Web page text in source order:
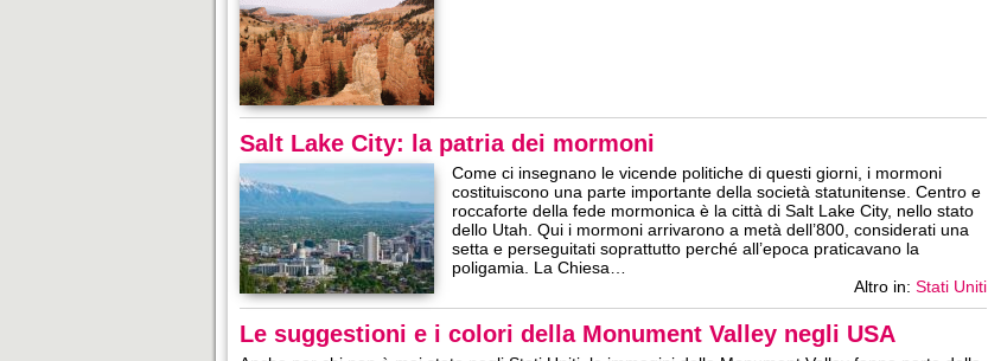
Salt Lake City: la patria dei mormoni
Come ci insegnano le vicende politiche di questi giorni, i mormoni
costituiscono una parte importante della società statunitense. Centro e
roccaforte della fede mormonica è la città di Salt Lake City, nello stato
dello Utah. Qui i mormoni arrivarono a metà dell’800, considerati una
setta e perseguitati soprattutto perché all’epoca praticavano la
poligamia. La Chiesa…
Altro in: Stati Uniti
Le suggestioni e i colori della Monument Valley negli USA